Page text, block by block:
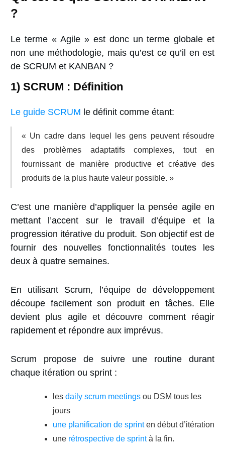
?
Le terme « Agile » est donc un terme globale et
non une méthodologie, mais qu’est ce qu’il en est
de SCRUM et KANBAN ?
1) SCRUM : Définition
Le guide SCRUM le définit comme étant:
« Un cadre dans lequel les gens peuvent résoudre
des problèmes adaptatifs complexes, tout en
fournissant de manière productive et créative des
produits de la plus haute valeur possible. »
C’est une manière d’appliquer la pensée agileen
mettant l’accent sur le travail d’équipe et la
progression itérative du produit. Son objectif est de
fournir des nouvelles fonctionnalités toutes les
deux à quatre semaines.
En utilisant Scrum, l’équipe de développement
découpe facilement son produit en tâches. Elle
devient plus agile et découvre comment réagir
rapidement et répondre aux imprévus.
Scrum propose de suivre une routine durant
chaque itération ou sprint :
les daily scrum meetings ou DSM tous les
jours
une planification de sprinten début d’itération
une rétrospective de sprintà la fin.